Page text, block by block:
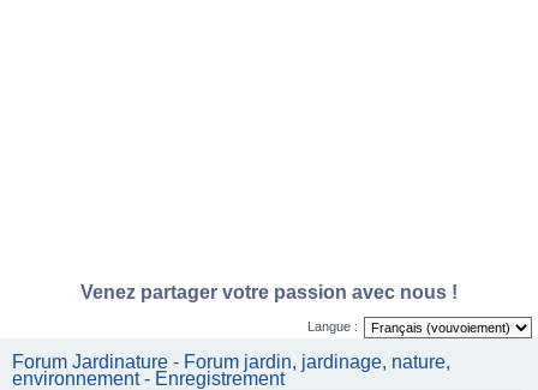
Venez partager votre passion avec nous !
Langue :
Forum Jardinature - Forum jardin, jardinage, nature,
environnement - Enregistrement